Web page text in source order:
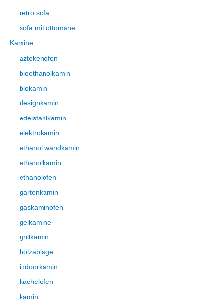
retro sofa
sofa mit ottomane
Kamine
aztekenofen
bioethanolkamin
biokamin
designkamin
edelstahlkamin
elektrokamin
ethanol wandkamin
ethanolkamin
ethanolofen
gartenkamin
gaskaminofen
gelkamine
grillkamin
holzablage
indoorkamin
kachelofen
kamin